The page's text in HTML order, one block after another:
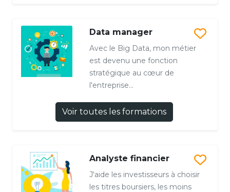
Data manager
Avec le Big Data, mon métier
est devenu une fonction
stratégique au cœur de
l'entreprise...
Voir toutes les formations
Analyste financier
J'aide les investisseurs à choisir
les titres boursiers, les moins